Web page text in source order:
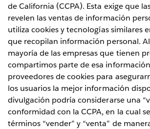
de California (CCPA). Esta exige que
revelen las ventas de información
utiliza cookies y tecnologías similares
que recopilan información personal.
mayoría de las empresas que tienen
compartimos parte de esa
proveedores de cookies para
los usuarios la mejor información
divulgación podría considerarse una
conformidad con la CCPA, en la cual
términos “vender” y “venta” de